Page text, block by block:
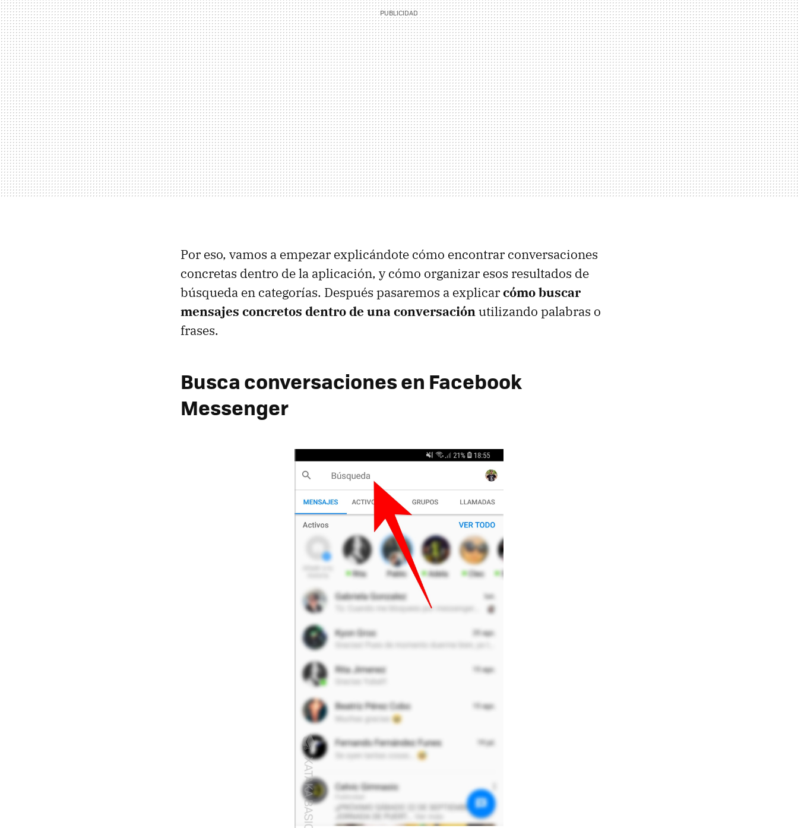
Por eso, vamos a empezar explicándote cómo encontrar conversaciones
concretas dentro de la aplicación, y cómo organizar esos resultados de
búsqueda en categorías. Después pasaremos a explicarcómo buscar
mensajes concretos dentro de una conversaciónutilizando palabras o
frases.
Busca conversaciones en Facebook
Messenger